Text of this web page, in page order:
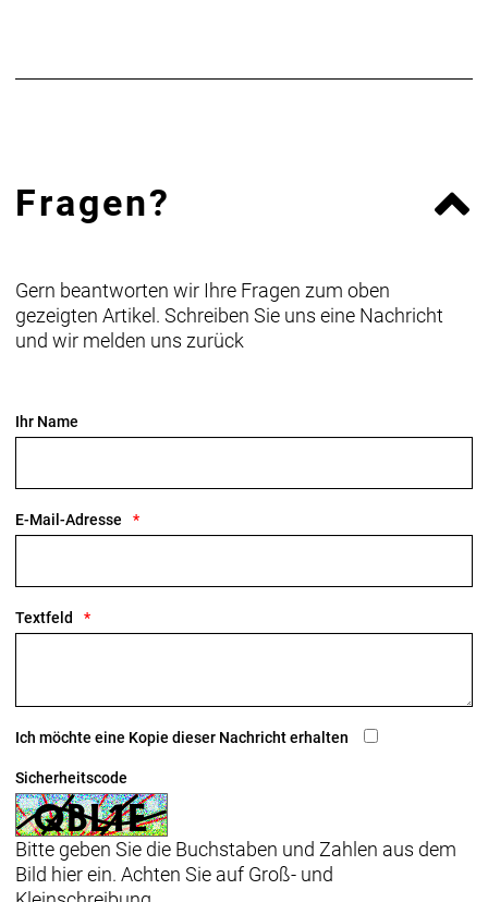
Fragen?
Gern beantworten wir Ihre Fragen zum oben
gezeigten Artikel. Schreiben Sie uns eine Nachricht
und wir melden uns zurück
Ihr Name
E-Mail-Adresse
Textfeld
Ich möchte eine Kopie dieser Nachricht erhalten
Sicherheitscode
Bitte geben Sie die Buchstaben und Zahlen aus dem
Bild hier ein. Achten Sie auf Groß- und